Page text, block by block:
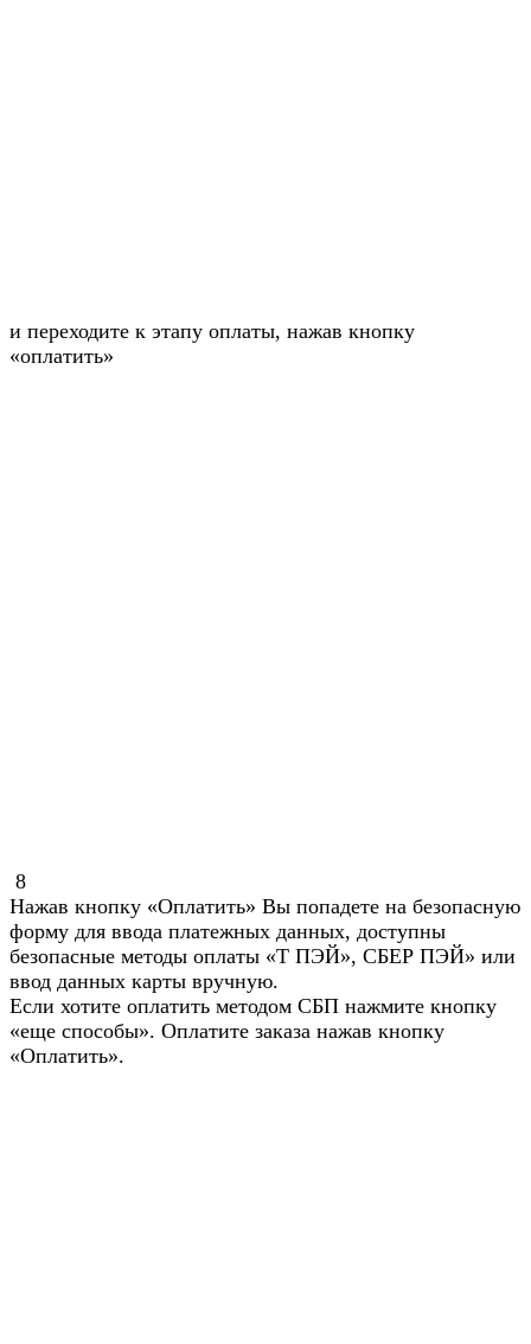
и переходите к этапу оплаты, нажав кнопку
«оплатить»
8
Нажав кнопку «Оплатить» Вы попадете на безопасную
форму для ввода платежных данных, доступны
безопасные методы оплаты «Т ПЭЙ», СБЕР ПЭЙ» или
ввод данных карты вручную.
Если хотите оплатить методом СБП нажмите кнопку
«еще способы». Оплатите заказа нажав кнопку
«Оплатить».